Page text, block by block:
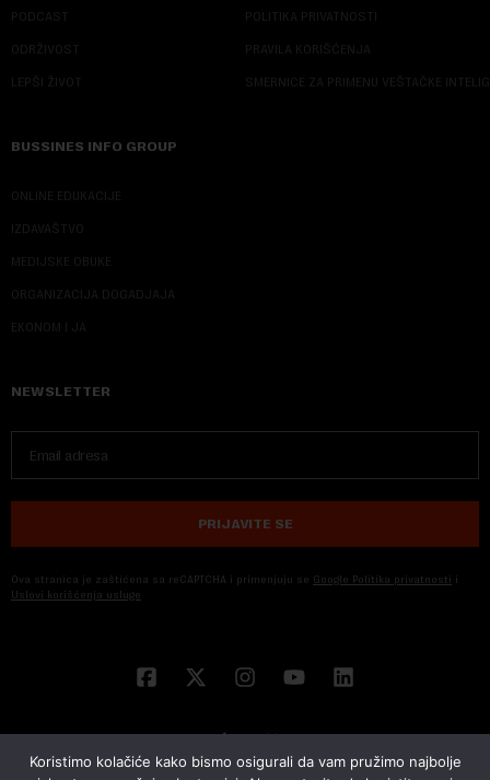
PODCAST
ODRŽIVOST
LEPŠI ŽIVOT
POLITIKA PRIVATNOSTI
PRAVILA KORIŠĆENJA
SMERNICE ZA PRIMENU VEŠTAČKE
BUSSINES INFO GROUP
ONLINE EDUKACIJE
IZDAVAŠTVO
MEDIJSKE OBUKE
ORGANIZACIJA DOGADJAJA
EKONOM I JA
NEWSLETTER
PRIJAVITE SE
Ova stranica je zaštićena sa reCAPTCHA i primenjuju se Google Politika privatnosti i
Uslovi korišćenja usluge
Koristimo kolačiće kako bismo osigurali da vam pružimo najbolje